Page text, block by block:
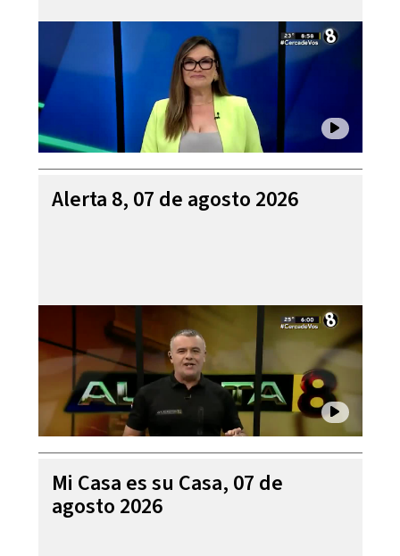
Alerta 8, 07 de agosto 2026
Mi Casa es su Casa, 07 de
agosto 2026